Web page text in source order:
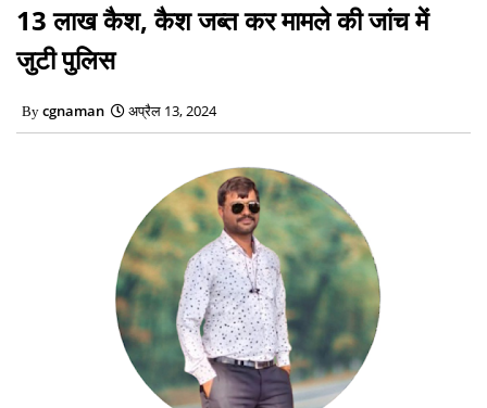
13 लाख कैश, कैश जब्त कर मामले की जांच में
जुटी पुलिस
cgnaman अप्रैल 13, 2024